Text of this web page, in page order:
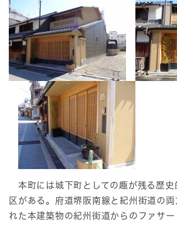
本町には城下町としての趣が残る歴史
区がある。府道堺阪南線と紀州街道の
れた本建築物の紀州街道からのファサー